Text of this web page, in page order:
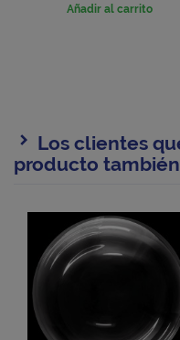
Añadir al carrito
Los clientes
producto